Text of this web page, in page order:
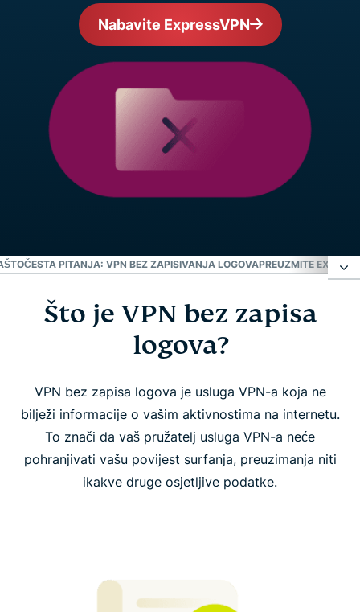
Nabavite ExpressVPN
ČESTA PITANJA: VPN BEZ ZAPISIVANJA LOGOVAPREUZMITE
Što je VPN bez zapisa logova?
ExpressVPN: VPN bez zapisivanja logova kojem
Što prikuplja ExpressVPN i zašto
Česta pitanja: VPN bez zapisivanja logova
Saznajte više o korištenju VPN-a
Što je VPN bez zapisa
logova?
VPN bez zapisa logova je usluga VPN-a koja ne
bilježi informacije o vašim aktivnostima na internetu.
To znači da vaš pružatelj usluga VPN-a neće
pohranjivati vašu povijest surfanja, preuzimanja niti
ikakve druge osjetljive podatke.